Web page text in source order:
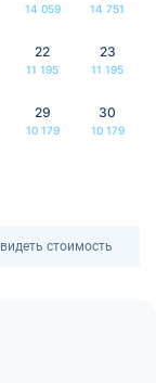
14 059 14 751
22
11 195
23
11 195
29
10 179
30
10 179
стоимость